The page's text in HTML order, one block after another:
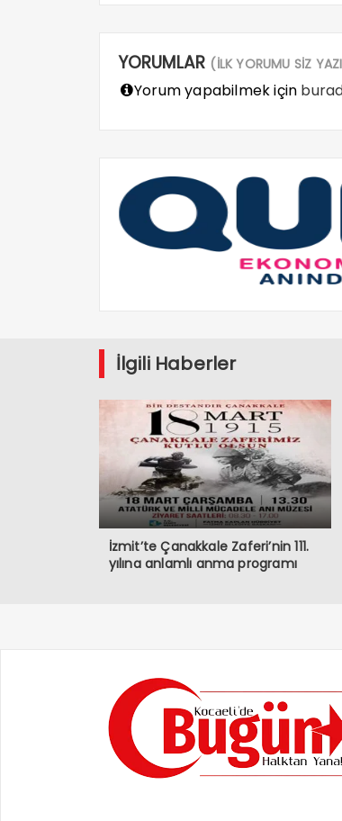
YORUMLAR (İLK YORUMU SİZ
Yorum yapabilmek için
İlgili Haberler
İzmit’te Çanakkale Zaferi’nin 111.
yılına anlamlı anma programı